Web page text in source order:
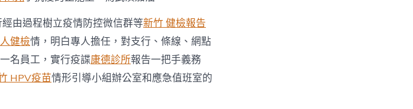
由過程樹立疫情防控微信群等新竹 健檢報告
健檢情，明白專人擔任，對支行、條線、網點
名員工，實行疫諜康德診所報告一把手義務
HPV疫苗情形引導小組辦公室和應急值班室的